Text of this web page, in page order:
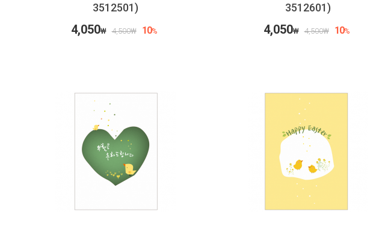
3512501)
4,050₩ 4,500₩ 10%
3512601)
4,050₩ 4,500₩ 10%